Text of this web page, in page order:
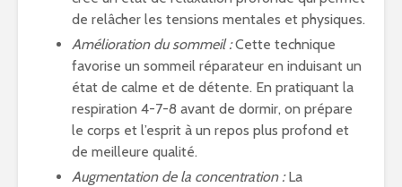
de relâcher les tensions mentales et physiques.
Amélioration du sommeil :Cette technique
favorise un sommeil réparateur en induisant un
état de calme et de détente. En pratiquant la
respiration 4-7-8 avant de dormir, on prépare
le corps et l’esprit à un repos plus profond et
de meilleure qualité.
Augmentation de la concentration :La